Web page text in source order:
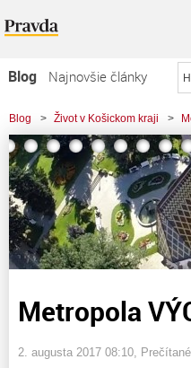
Blog
Najnovšie články
Najčítanejšie články
Najkomentovanejšie články
Zoznam blogov
Komerčné blogy
Blog > Život v Košickom kraji >
Metropola
2. augusta 2017 08:10 ,